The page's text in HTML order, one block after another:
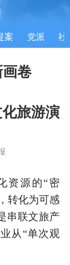
案 党派 社
卷
旅游演
资源的“密
转化为可感
串联文旅产
从“单次观